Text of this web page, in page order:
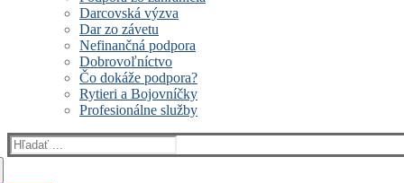
Darcovská výzva
Dar zo závetu
Nefinančná podpora
Dobrovoľníctvo
Čo dokáže podpora?
Rytieri a Bojovníčky
Profesionálne služby
Hľadať: